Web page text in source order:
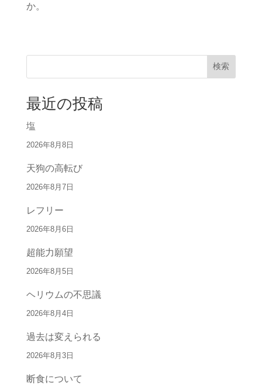
か。
検索
最近の投稿
塩
2026年8月8日
天狗の高転び
2026年8月7日
レフリー
2026年8月6日
超能力願望
2026年8月5日
ヘリウムの不思議
2026年8月4日
過去は変えられる
2026年8月3日
断食について